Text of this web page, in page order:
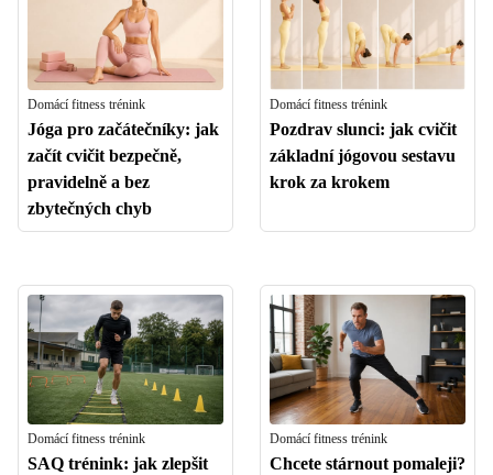
Domácí fitness trénink
Jóga pro začátečníky: jak
začít cvičit bezpečně,
pravidelně a bez
zbytečných chyb
Domácí fitness trénink
Pozdrav slunci: jak cvičit
základní jógovou sestavu
krok za krokem
Domácí fitness trénink
SAQ trénink: jak zlepšit
Domácí fitness trénink
Chcete stárnout pomaleji?